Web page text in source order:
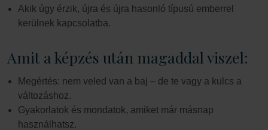
Akik úgy érzik, újra és újra hasonló típusú emberrel
kerülnek kapcsolatba.
Amit a képzés után magaddal viszel:
Megértés: nem veled van a baj – de te vagy a kulcs a
változáshoz.
Gyakorlatok és mondatok, amiket már másnap
használhatsz.